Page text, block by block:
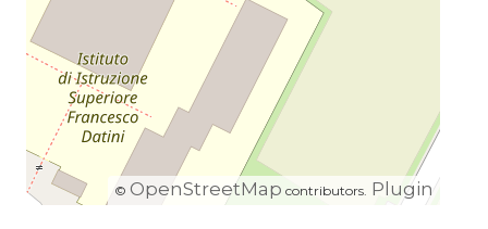
© OpenStreetMap contributors. Plugin